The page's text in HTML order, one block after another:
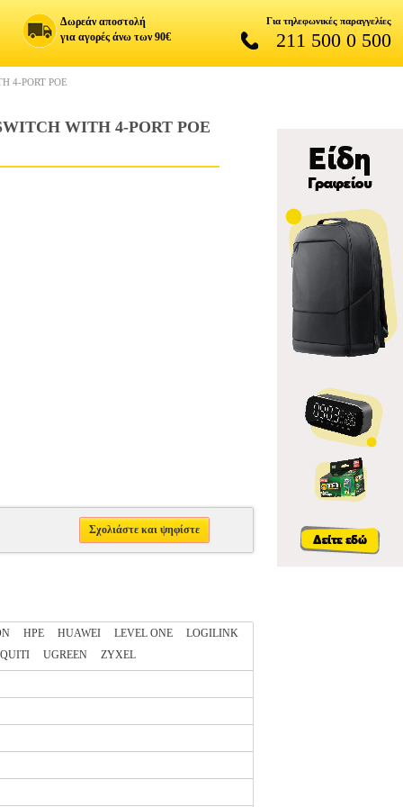
Δωρεάν αποστολή
για αγορές άνω των 90€
Για τηλεφωνικές παραγγελίες
211 500 0 500
4-PORT POE
WITH 4-PORT POE
Σχολιάστε και ψηφίστε
HPE HUAWEI LEVEL ONE
LOGILINK
UGREEN ZYXEL